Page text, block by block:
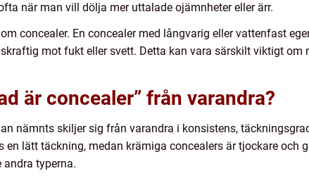
när man vill dölja mer uttalade ojämnheter eller ärr.
concealer. En concealer med långvarig eller vattenfast
mot fukt eller svett. Detta kan vara särskilt viktigt om
är concealer” från varandra?
nämnts skiljer sig från varandra i konsistens,
en lätt täckning, medan krämiga concealers är tjockare och
andra typerna.